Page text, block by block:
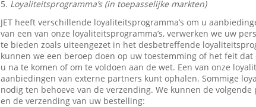
5. Loyaliteitsprogramma’s (in toepasselijke markten)
JET heeft verschillende loyaliteitsprogramma’s om u
van een van onze loyaliteitsprogramma’s, verwerken we uw
te bieden zoals uiteengezet in het desbetreffende
kunnen we een beroep doen op uw toestemming of het feit
u na te komen of om te voldoen aan de wet. Een van onze
aanbiedingen van externe partners kunt ophalen. Sommige
nodig ten behoeve van de verzending. We kunnen de
en de verzending van uw bestelling: